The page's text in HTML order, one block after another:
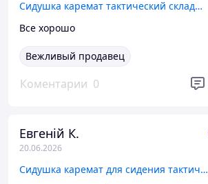
Сидушка каремат тактический складной 5 секций, коврик для сидения военный, поджопник пятиточка армейская Мультикам
Все хорошо
Вежливый продавец
Коментарии 0
Евгеній К.
20.06.2026
Сидушка каремат для сидения тактический складной 5 секций трансформер, поджопник военный пятиточка армейская Койот